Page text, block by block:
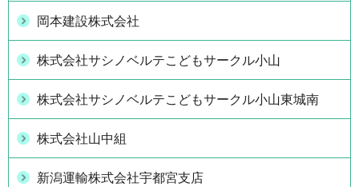
岡本建設株式会社
株式会社サシノベルテこどもサークル小山
株式会社サシノベルテこどもサークル小山東城南
株式会社山中組
新潟運輸株式会社宇都宮支店